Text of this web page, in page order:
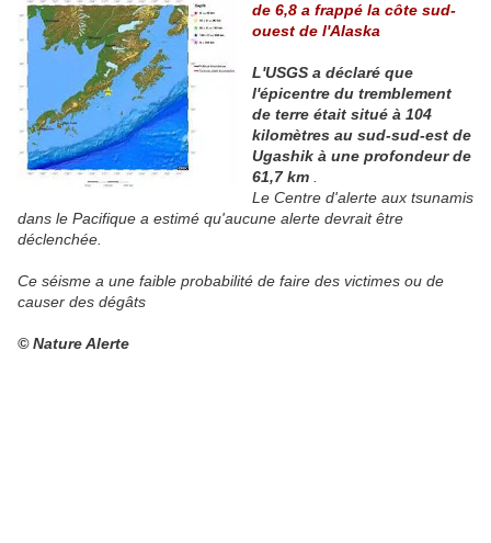
de 6,8 a frappé la côte sud-
ouest de l'Alaska
L'USGS a déclaré que
l'épicentre du tremblement
de terre était situé à 104
kilomètres au sud-sud-est de
Ugashik à une profondeur de
61,7 km
Le Centre d'alerte aux tsunamis
dans le Pacifique a estimé qu'aucune alerte devrait être
déclenchée.
Ce séisme a une faible probabilité de faire des victimes ou de
causer des dégâts
© Nature Alerte